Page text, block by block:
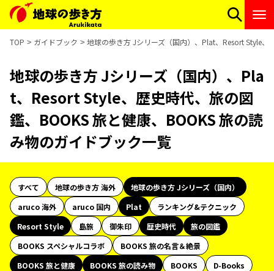
TOP ガイドブック 地球の歩き方 Jシリーズ（国内）、Plat、Resort Style
地球の歩き方 Jシリーズ（国内）、Pla
t、Resort Style、歴史時代、旅の図
鑑、BOOKS 旅と健康、BOOKS 旅の読
み物のガイドブック一覧
すべて 地球の歩き方 海外
地球の歩き方 Jシリーズ（国内）
aruco 海外
aruco 国内 Plat
ランキング&テクニック
Resort Style
島旅 御朱印 歴史時代
旅の図鑑
BOOKS スペシャルコラボ
BOOKS 旅の名言＆絶景
BOOKS 旅と健康
BOOKS 旅の読み物 BOOKS
D-Books